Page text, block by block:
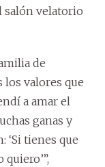
salón velatorio
de
los valores que
a amar el
ganas y
tienes que